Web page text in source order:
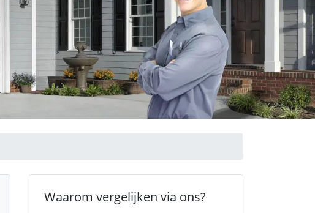
Waarom vergelijken via ons?